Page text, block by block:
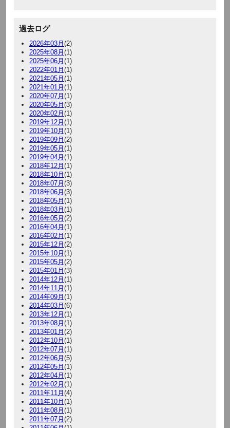
過去ログ
2026年03月(2)
2025年08月(1)
2025年06月(1)
2022年01月(1)
2021年05月(1)
2021年01月(1)
2020年07月(1)
2020年05月(3)
2020年02月(1)
2019年12月(1)
2019年10月(1)
2019年09月(2)
2019年05月(1)
2019年04月(1)
2018年12月(1)
2018年10月(1)
2018年07月(3)
2018年06月(3)
2018年05月(1)
2018年03月(1)
2016年05月(2)
2016年04月(1)
2016年02月(1)
2015年12月(2)
2015年10月(1)
2015年05月(2)
2015年01月(3)
2014年12月(1)
2014年11月(1)
2014年09月(1)
2014年03月(6)
2013年12月(1)
2013年08月(1)
2013年01月(2)
2012年10月(1)
2012年07月(1)
2012年06月(5)
2012年05月(1)
2012年04月(1)
2012年02月(1)
2011年11月(4)
2011年10月(1)
2011年08月(1)
2011年07月(2)